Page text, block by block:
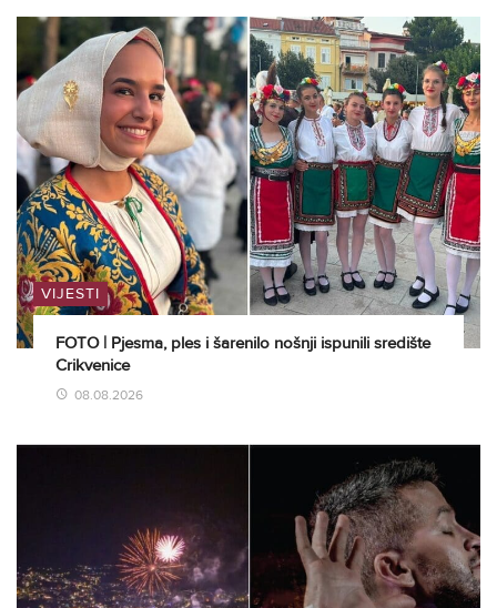
VIJESTI
FOTO | Pjesma, ples i šarenilo nošnji ispunili središte
Crikvenice
08.08.2026